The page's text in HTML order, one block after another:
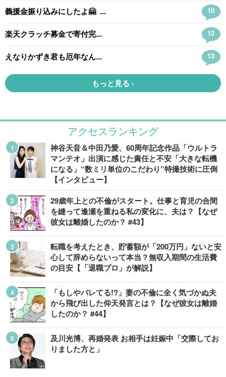
アクセスランキング
神谷天音＆中田乃愛、60周年記念作品「ウルトラ
マンテオ」出演に感じた責任と不安「大きな転機
になる」“数ミリ単位のこだわり”特撮技術に圧倒
【インタビュー】
29歳年上との不倫がスタート。仕事と育児の合間
を縫って逢瀬を重ねる私の変化に、夫は？【なぜ
彼女は離婚したのか？ #43】
転職を考えたとき、貯蓄額が「200万円」ないと安
心して辞めらないって本当？無収入期間の生活費
の目安【「退職プロ」が解説】
「もしやバレてる!?」妻の不倫に全く気づかぬ夫
から飛び出した仰天発言とは？【なぜ彼女は離婚
したのか？ #44】
及川光博、再婚発表 お相手は妊娠中「交際してお
りました方と」